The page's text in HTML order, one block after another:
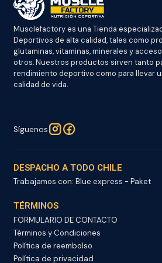
Musclefactory es una Tienda
Deportivos de alta calidad, tales como
glutaminas, vitaminas, minerales y
otros. Nuestros productos sirven tanto
rendimiento deportivo como para llevar
calidad de vida.
Síguenos
DESPACHO A TODO CHILE
Trabajamos con: Blue express - Paket
TÉRMINOS
FORMULARIO DE CONTACTO
Términos y Condiciones
Política de reembolso
Política de privacidad